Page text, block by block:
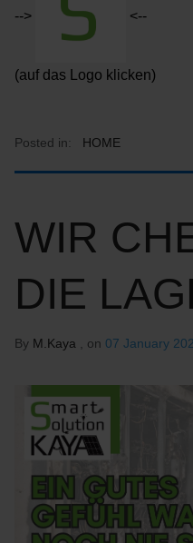
--> <--
(auf das Logo klicken)
Posted in: HOME
WIR
DIE
By M.Kaya , on 07 January